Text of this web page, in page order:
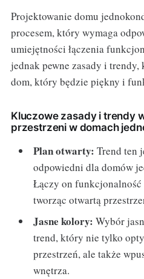
Projektowanie domu
procesem, który wymaga
umiejętności łączenia
jednak pewne zasady i
dom, który będzie piękny i
Kluczowe zasady i trendy
przestrzeni w domach
Plan otwarty: Trend ten
odpowiedni dla domów
Łączy on
tworząc otwartą
Jasne kolory: Wybór
trend, który nie tylko
przestrzeń, ale także
wnętrza.